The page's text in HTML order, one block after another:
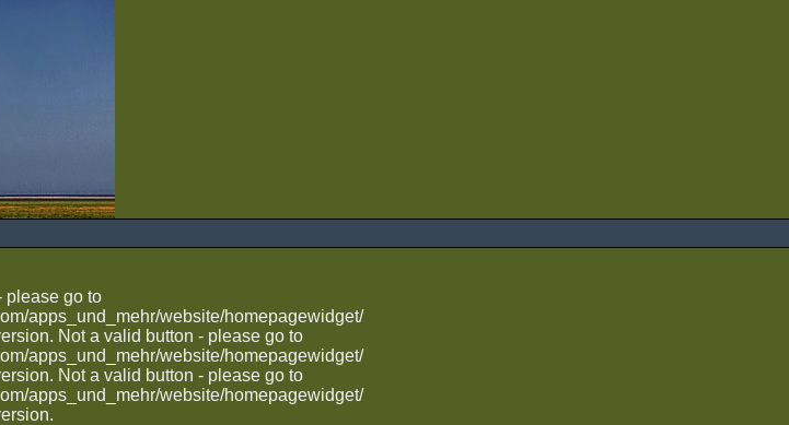
please go to
apps_und_mehr/website/homepagewidget/
Not a valid button - please go to
apps_und_mehr/website/homepagewidget/
Not a valid button - please go to
apps_und_mehr/website/homepagewidget/